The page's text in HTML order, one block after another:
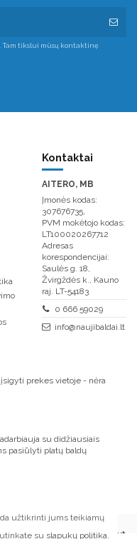
tikslui mūsų kontaktinę
Kontaktai
AITERO, MB
Įmonės kodas:
307676735,
PVM mokėtojo kodas:
LT100020267712
Adresas
korespondencijai:
Saulės g. 18,
Žvirgždės k., Kauno
raj. LT-54183
0 666 59029
info@naujibaldai.lt
prekes vietoje - nėra
su didžiausiais
pasiūlyti platų baldų
užtikrinti jums teikiamų
su slapukų politika.